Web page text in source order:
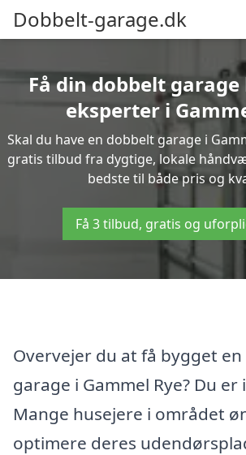
Dobbelt-garage.dk
Få din dobbelt
eksperter i
Skal du have en dobbelt garage i
gratis tilbud fra dygtige, lokale
bedste til både pris og
Få 3 tilbud, gratis og
Overvejer du at få bygget
garage i Gammel Rye? Du er
Mange husejere i området
optimere deres